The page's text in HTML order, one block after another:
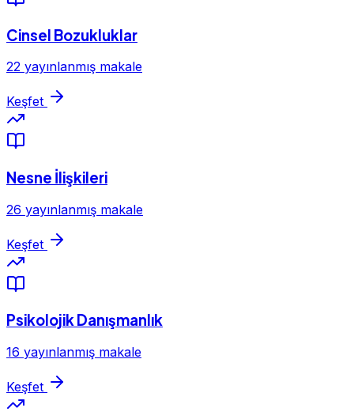
Cinsel Bozukluklar
22 yayınlanmış makale
Keşfet
Nesne İlişkileri
26 yayınlanmış makale
Keşfet
Psikolojik Danışmanlık
16 yayınlanmış makale
Keşfet